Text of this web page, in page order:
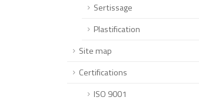
Sertissage
Plastification
Site map
Certifications
ISO 9001